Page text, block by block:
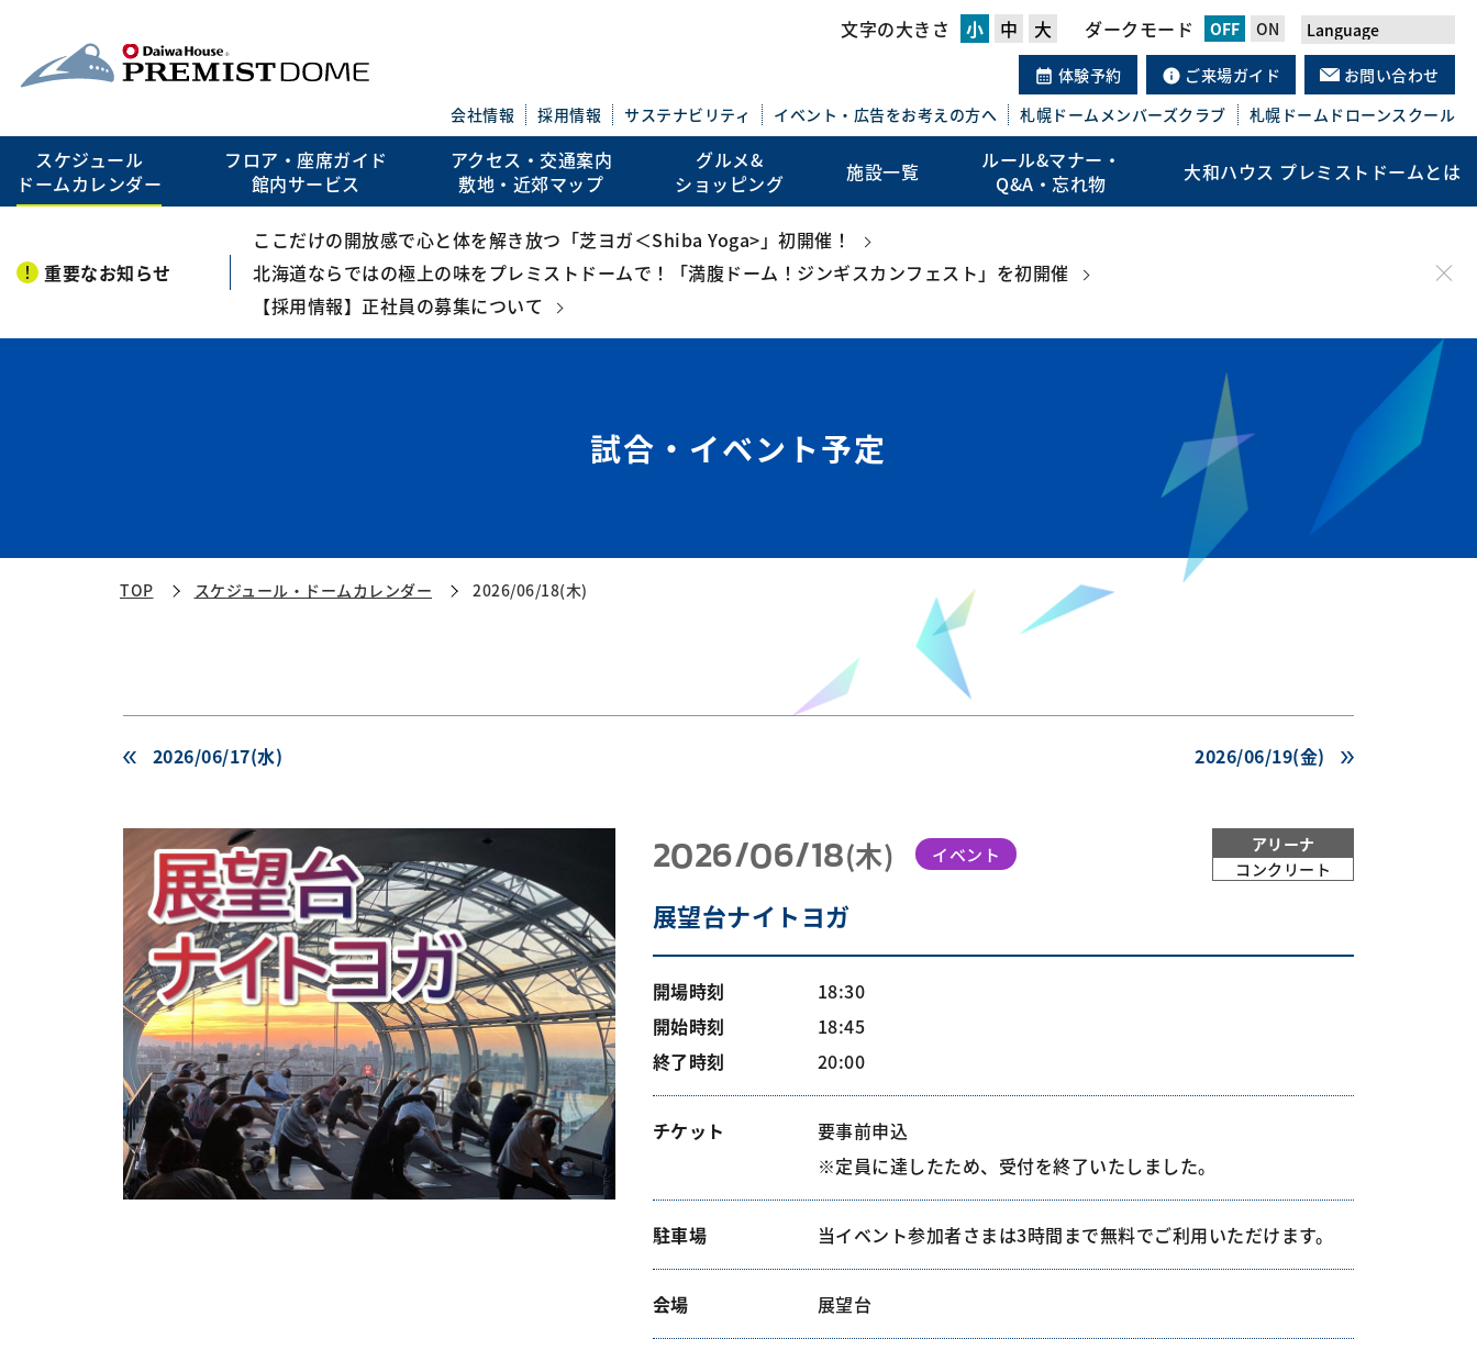
文字の大きさ 小 中 大 ダークモード
体験予約 ご来場ガイド
お問い合わせ
会社情報
採用情報 サステナビリティ イベント・広告をお考えの方へ 札幌ドーム メンバーズクラブ 札幌ドーム ドローンスクール
スケジュール
ドームカレンダー
フロア・座席ガイド
館内サービス
アクセス・交通案内
敷地・近郊マップ
グルメ&
ショッピング
施設一覧
ルール&マナー・
Q&A・忘れ物
大和ハウス プレミストドームとは
重要なお知らせ
ここだけの開放感で心と体を解き放つ「芝ヨガ＜Shiba Yoga>」初開催！
北海道ならではの極上の味をプレミストドームで！「満腹ドーム！ジンギスカンフェスト」を初開催
【採用情報】正社員の募集について
試合・イベント予定
TOP スケジュール・ドームカレンダー 2026/06/18(木)
2026/06/17(水) 2026/06/19(金)
2026/06/18(木) イベント
アリーナ
コンクリート
展望台ナイトヨガ
開場時刻
18:30
開始時刻
18:45
終了時刻
20:00
チケット
要事前申込
※定員に達したため、受付を終了いたしました。
駐車場 当イベント参加者さまは3時間まで無料でご利用いただけます。
会場 展望台